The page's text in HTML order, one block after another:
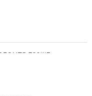
250ML